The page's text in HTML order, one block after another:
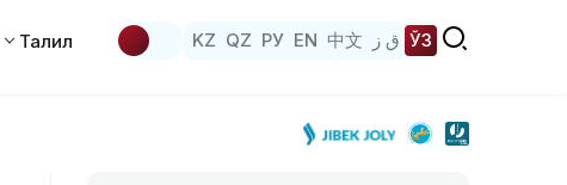
Таҳлил KZ QZ РУ EN 中文 ق ز ЎЗ